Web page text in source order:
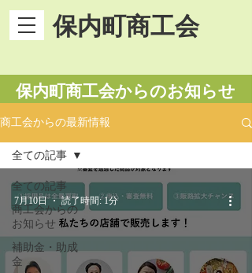
保内町商工会
​保内町商工会からのお知らせ
商工会からの最新情報
全ての記事
商工会からの
お知らせ
補助金・助成
金
全ての記事
7月10日 読了時間: 1分